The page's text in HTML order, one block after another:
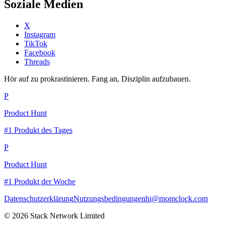
Soziale Medien
X
Instagram
TikTok
Facebook
Threads
Hör auf zu prokrastinieren. Fang an, Disziplin aufzubauen.
P
Product Hunt
#1 Produkt des Tages
P
Product Hunt
#1 Produkt der Woche
DatenschutzerklärungNutzungsbedingungenhi@momclock.com
© 2026 Stack Network Limited